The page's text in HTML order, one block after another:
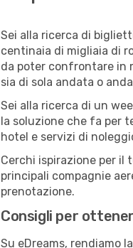
Sei alla ricerca di
centinaia di migliaia di
da poter confrontare in
sia di sola andata o
Sei alla ricerca di un
la soluzione che fa per
hotel e servizi di
Cerchi ispirazione per il
principali compagnie
prenotazione.
Consigli per
Su eDreams, rendiamo